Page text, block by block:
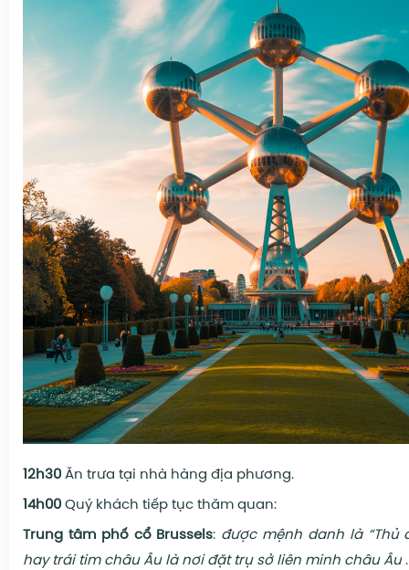
12h30 Ăn trưa tại nhà hàng địa phương.
14h00 Quý khách tiếp tục thăm quan:
Trung tâm phố cổ Brussels: được mệnh danh là “Thủ
hay trái tim châu Âu là nơi đặt trụ sở liên minh châu Âu .